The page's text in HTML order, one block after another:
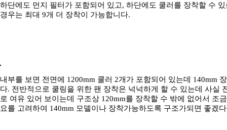
하단에도 먼지 필터가 포함되어 있고, 하단에도 쿨러를 장착할 수
경우는 최대 9개 더 장착이 가능합니다.
내부를 보면 전면에 1200mm 쿨러 2개가 포함되어 있는데 140mm
다. 전반적으로 쿨링을 위한 팬 장착은 넉넉하게 할 수 있는데 사실
로 여유 있어 보이는데 구조상 120mm를 장착할 수 밖에 없어서 조
요를 고려하여 140mm 모델이나 장착가능하도록 구조가되면 좋겠